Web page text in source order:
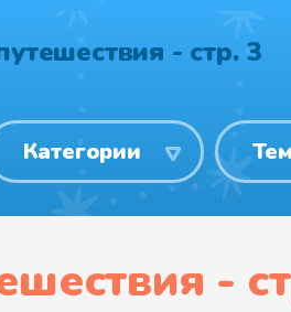
- cтр. 3
Категории
-